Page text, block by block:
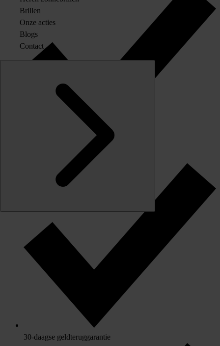
Originele merkglazen op sterkte
30-daagse geldteruggarantie
Brillen
Onze acties
Blogs
Contact